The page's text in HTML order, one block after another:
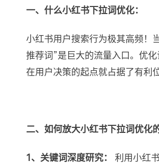
一、什么小红书下拉词优化：
小红书用户搜索行为极其高频！
推荐词”是巨大的流量入口。优
在用户决策的起点就占据了有利位
二、如何放大小红书下拉词优化
1、关键词深度研究：利用小红